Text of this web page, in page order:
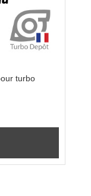
turbo